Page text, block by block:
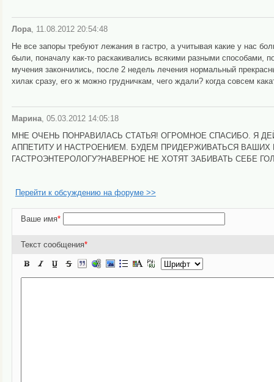
Лора , 11.08.2012 20:54:48
Не все запоры требуют лежания в гастро, а учитывая какие у нас
были, поначалу как-то раскакивались всякими разными способами,
мучения закончились, после 2 недель лечения нормальный
хилак сразу, его ж можно грудничкам, чего ждали? когда совсем
Марина , 05.03.2012 14:05:18
МНЕ ОЧЕНЬ ПОНРАВИЛАСЬ СТАТЬЯ! ОГРОМНОЕ СПАСИБО. Я
АППЕТИТУ И НАСТРОЕНИЕМ. БУДЕМ ПРИДЕРЖИВАТЬСЯ
ГАСТРОЭНТЕРОЛОГУ?НАВЕРНОЕ НЕ ХОТЯТ ЗАБИВАТЬ СЕБЕ
Перейти к обсуждению на форуме >>
Ваше имя*
Текст сообщения*